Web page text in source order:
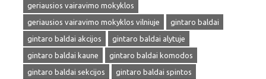
geriausios vairavimo mokyklos
geriausios vairavimo mokyklos vilniuje
gintaro baldai
gintaro baldai akcijos
gintaro baldai alytuje
gintaro baldai kaune
gintaro baldai komodos
gintaro baldai sekcijos
gintaro baldai spintos